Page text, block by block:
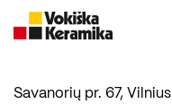
Savanorių pr. 67, Vilnius